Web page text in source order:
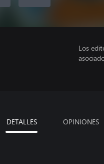
Los
DETALLES OPINIONES